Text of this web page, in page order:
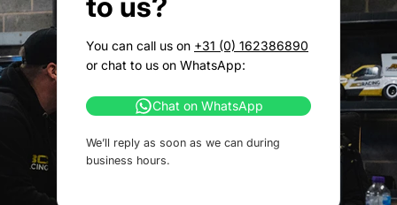
You can call us on +31 (0) 162386890
or chat to us on WhatsApp:
Chat on WhatsApp
We’ll reply as soon as we can during
business hours.